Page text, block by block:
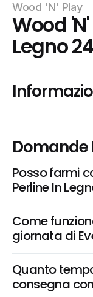
Wood 'N' Play
Wood
Legno
Domande
Posso farmi
Perline In
Come
giornata di
Quanto
consegna